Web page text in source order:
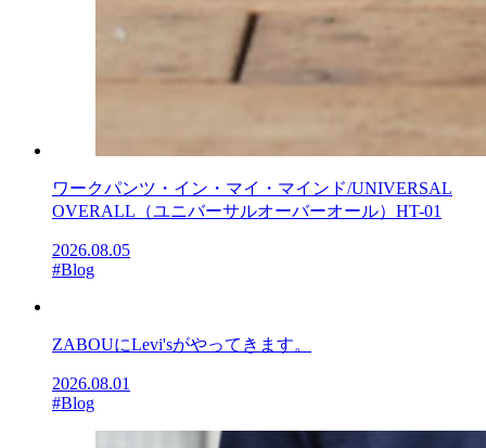
ワークパンツ・イン・マイ・マインド/UNIVERSAL
OVERALL（ユニバーサルオーバーオール）HT-01
2026.08.05
#Blog
ZABOUにLevi'sがやってきます。
2026.08.01
#Blog